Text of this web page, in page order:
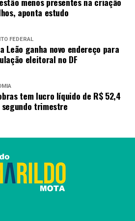
pela Companhia,
estimada
de
incremento de
toneladas
com o
na safra
24,9%”,
aponta estudo
FEDERAL
Leão ganha novo endereço para
eleitoral no DF
tem lucro líquido de R$ 52,4
segundo trimestre